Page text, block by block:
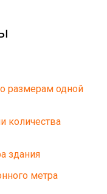
размерам одной
количества
здания
метра